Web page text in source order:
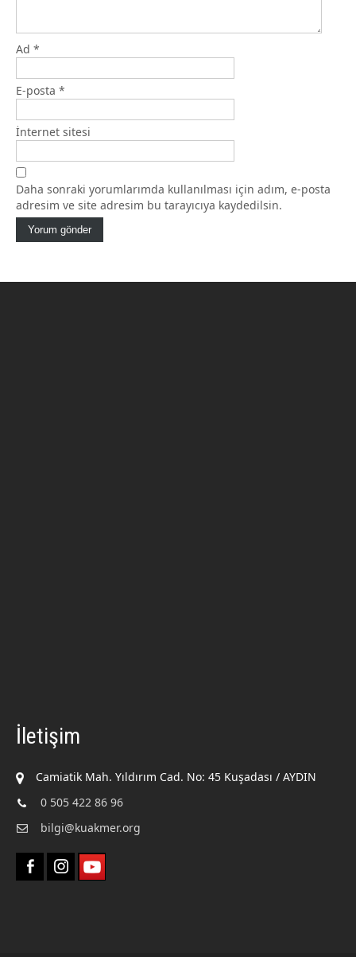
Ad *
E-posta *
İnternet sitesi
Daha sonraki yorumlarımda kullanılması için adım, e-posta
adresim ve site adresim bu tarayıcıya kaydedilsin.
İletişim
Camiatik Mah. Yıldırım Cad. No: 45 Kuşadası / AYDIN
0 505 422 86 96
bilgi@kuakmer.org